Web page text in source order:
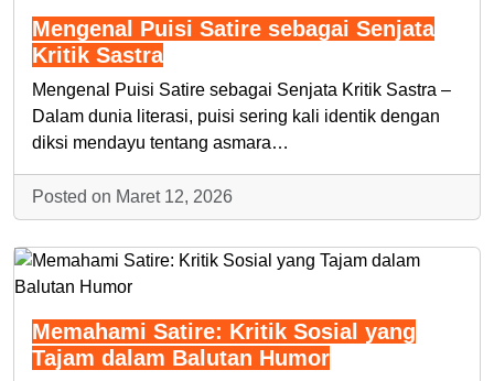
Mengenal Puisi Satire sebagai Senjata
Kritik Sastra
Mengenal Puisi Satire sebagai Senjata Kritik Sastra –
Dalam dunia literasi, puisi sering kali identik dengan
diksi mendayu tentang asmara…
Posted on Maret 12, 2026
Memahami Satire: Kritik Sosial yang
Tajam dalam Balutan Humor